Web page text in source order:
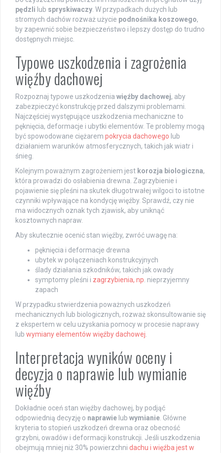
pędzli lub spryskiwaczy. W przypadkach dużych lub
stromych dachów rozważ użycie podnośnika koszowego,
by zapewnić sobie bezpieczeństwo i lepszy dostęp do trudno
dostępnych miejsc.
Typowe uszkodzenia i zagrożenia
więźby dachowej
Rozpoznaj typowe uszkodzenia więźby dachowej, aby
zabezpieczyć konstrukcję przed dalszymi problemami.
Najczęściej występujące uszkodzenia mechaniczne to
pęknięcia, deformacje i ubytki elementów. Te problemy mogą
być spowodowane ciężarem pokrycia dachowego lub
działaniem warunków atmosferycznych, takich jak wiatr i
śnieg.
Kolejnym poważnym zagrożeniem jest korozja biologiczna,
która prowadzi do osłabienia drewna. Zagrzybienie i
pojawienie się pleśni na skutek długotrwałej wilgoci to istotne
czynniki wpływające na kondycję więźby. Sprawdź, czy nie
ma widocznych oznak tych zjawisk, aby uniknąć
kosztownych napraw.
Aby skutecznie ocenić stan więźby, zwróć uwagę na:
pęknięcia i deformacje drewna
ubytek w połączeniach konstrukcyjnych
ślady działania szkodników, takich jak owady
symptomy pleśni i zagrzybienia, np. nieprzyjemny
zapach
W przypadku stwierdzenia poważnych uszkodzeń
mechanicznych lub biologicznych, rozważ skonsultowanie się
z ekspertem w celu uzyskania pomocy w procesie naprawy
lub wymiany elementów więźby dachowej.
Interpretacja wyników oceny i
decyzja o naprawie lub wymianie
więźby
Dokładnie oceń stan więźby dachowej, by podjąć
odpowiednią decyzję o naprawie lub wymianie. Główne
kryteria to stopień uszkodzeń drewna oraz obecność
grzybni, owadów i deformacji konstrukcji. Jeśli uszkodzenia
obejmują mniej niż 30% powierzchni dachu i więźba jest w